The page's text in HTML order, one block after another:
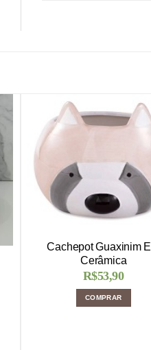
Cachepot Guaxinim
Cerâmica
R$53,90
COMPRAR